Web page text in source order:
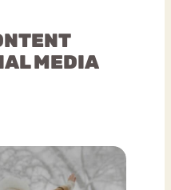
MEDIA